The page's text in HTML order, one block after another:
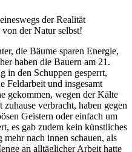
der Realität
der Natur selbst!
die Bäume sparen Energie,
haben die Bauern am 21.
in den Schuppen gesperrt,
Feldarbeit und insgesamt
gekommen, wegen der Kälte
verbracht, haben gegen
Geistern oder einfach um
es gab zudem kein künstliches
nach innen schauen, als
an alltäglicher Arbeit hatte